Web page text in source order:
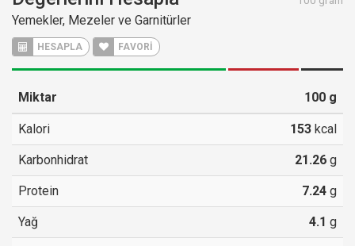
Yemekler, Mezeler ve Garnitürler
HESAPLA FAVORİ
Miktar 100 g
Kalori 153 kcal
Karbonhidrat 21.26 g
Protein 7.24 g
Yağ 4.1 g